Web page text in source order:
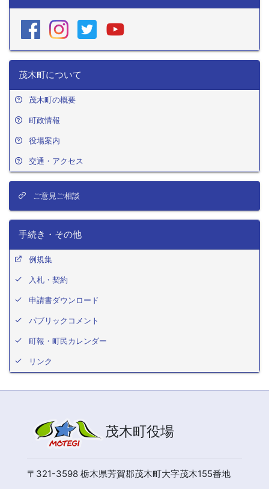
茂木町について
茂木町の概要
町政情報
役場案内
交通・アクセス
ご意見ご相談
手続き・その他
例規集
入札・契約
申請書ダウンロード
パブリックコメント
町報・町民カレンダー
リンク
茂木町役場
〒321-3598 栃木県芳賀郡茂木町大字茂木155番地